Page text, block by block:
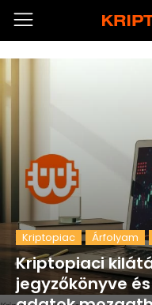
Kriptopiac Árfolyam
Kriptopiaci
jegyzőkönyve